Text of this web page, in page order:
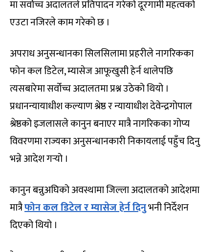
मा सर्वोच्च अदालतले प्रतिपादन गरेको दूरगामी महत्वको
एउटा नजिरले काम गरेको छ ।
अपराध अनुसन्धानका सिलसिलामा प्रहरीले नागरिकका
फोन कल डिटेल, म्यासेज आफूखुसी हेर्न थालेपछि
त्यसबारेमा सर्वोच्च अदालतमा प्रश्न उठेको थियो ।
प्रधानन्यायाधीश कल्याण श्रेष्ठ र न्यायाधीश देवेन्द्रगोपाल
श्रेष्ठको इजलासले कानुन बनाएर मात्रै नागरिकका गोप्य
विवरणमा राज्यका अनुसन्धानकारी निकायलाई पहुँच दिनु
भन्ने आदेश गर्‍यो ।
कानुन बन्नुअघिको अवस्थामा जिल्ला अदालतको आदेशमा
मात्रैफोन कल डिटेल र म्यासेज हेर्न दिनुभनी निर्देशन
दिएको थियो ।